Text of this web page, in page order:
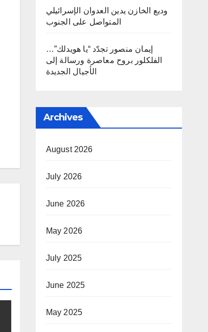
وديع الخازن يدين العدوان الإسرائيلي
المتواصل على الجنوب
إيمان منصور تجدّد “يا هويدلك”…
الفلكلور بروح معاصرة ورسالة إلى
الأجيال الجديدة
Archives
August 2026
July 2026
June 2026
May 2026
July 2025
June 2025
May 2025